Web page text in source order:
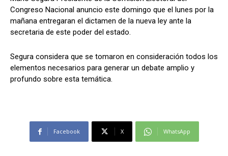
Comparta
Síganos
Comparta
Síganos
Congreso Nacional anuncio este domingo que el lunes por la
mañana entregaran el dictamen de la nueva ley ante la
secretaria de este poder del estado.
Segura considera que se tomaron en consideración todos los
elementos necesarios para generar un debate amplio y
profundo sobre esta temática.
Facebook X WhatsApp